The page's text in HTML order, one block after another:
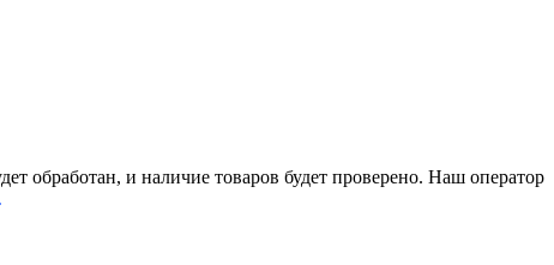
обработан, и наличие товаров будет проверено. Наш оператор